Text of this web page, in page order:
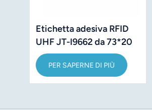
Etichetta adesiva RFID
UHF JT-I9662 da 73*20
mm
PER SAPERNE DI PIÙ